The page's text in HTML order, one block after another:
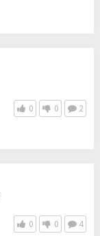
0 0 2
0 0 4